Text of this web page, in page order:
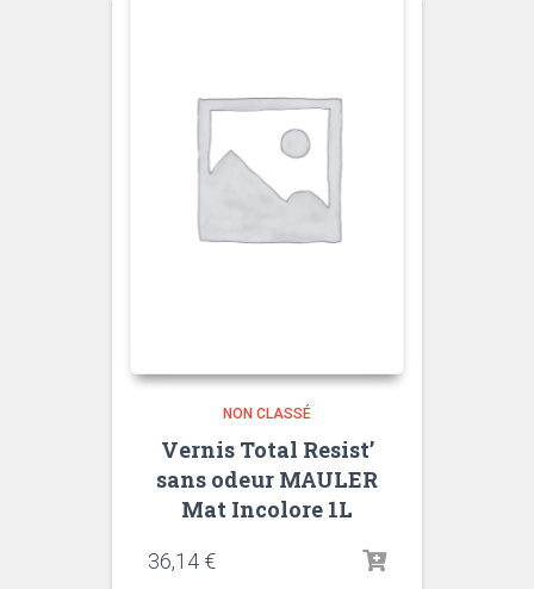
NON CLASSÉ
Vernis Total Resist’
sans odeur MAULER
Mat Incolore 1L
36,14 €